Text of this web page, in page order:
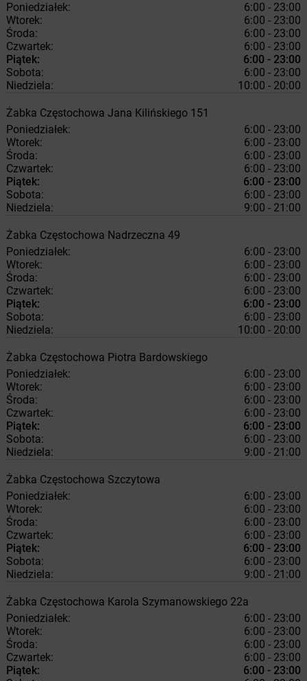
Poniedziałek:
6:00 - 23:00
Wtorek:
6:00 - 23:00
Środa:
6:00 - 23:00
Czwartek:
6:00 - 23:00
Piątek:
6:00 - 23:00
Sobota:
6:00 - 23:00
Niedziela:
10:00 - 20:00
Żabka Częstochowa Jana Kilińskiego 151
Poniedziałek:
6:00 - 23:00
Wtorek:
6:00 - 23:00
Środa:
6:00 - 23:00
Czwartek:
6:00 - 23:00
Piątek:
6:00 - 23:00
Sobota:
6:00 - 23:00
Niedziela:
9:00 - 21:00
Żabka Częstochowa Nadrzeczna 49
Poniedziałek:
6:00 - 23:00
Wtorek:
6:00 - 23:00
Środa:
6:00 - 23:00
Czwartek:
6:00 - 23:00
Piątek:
6:00 - 23:00
Sobota:
6:00 - 23:00
Niedziela:
10:00 - 20:00
Żabka Częstochowa Piotra Bardowskiego
Poniedziałek:
6:00 - 23:00
Wtorek:
6:00 - 23:00
Środa:
6:00 - 23:00
Czwartek:
6:00 - 23:00
Piątek:
6:00 - 23:00
Sobota:
6:00 - 23:00
Niedziela:
9:00 - 21:00
Żabka Częstochowa Szczytowa
Poniedziałek:
6:00 - 23:00
Wtorek:
6:00 - 23:00
Środa:
6:00 - 23:00
Czwartek:
6:00 - 23:00
Piątek:
6:00 - 23:00
Sobota:
6:00 - 23:00
Niedziela:
9:00 - 21:00
Żabka Częstochowa Karola Szymanowskiego 22a
Poniedziałek:
6:00 - 23:00
Wtorek:
6:00 - 23:00
Środa:
6:00 - 23:00
Czwartek:
6:00 - 23:00
Piątek:
6:00 - 23:00